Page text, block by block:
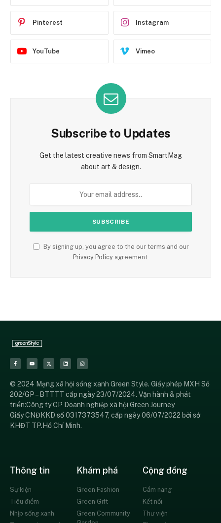
Pinterest Instagram
YouTube Vimeo
Subscribe to Updates
Get the latest creative news from SmartMag
about art & design.
By signing up, you agree to the our terms and our
Privacy Policyagreement.
© 2024 Mạng xã hội sống xanh Green Style. Giấy phép MXH Số
202/GP – BTTTT cấp ngày 23/07/2024. Vận hành & phát
triển:Công ty CP Doanh nghiệp xã hội Green Journey
Giấy CNĐKKD số 0317373547, cấp ngày 06/07/2022 bởi sở
KHĐT TP.Hồ Chí Minh.
Thông tin
Sự kiện
Tiêu điểm
Nhịp sống xanh
Khám phá
Green Fashion
Green Gift
Green Community
Cộng đồng
Cẩm nang
Kết nối
Thư viện